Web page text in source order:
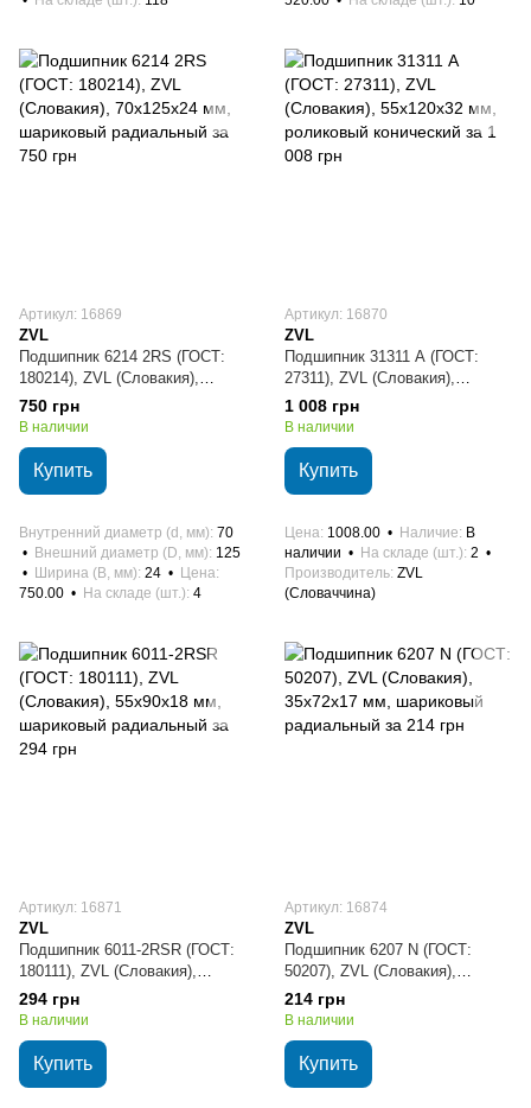
Артикул: 16869
ZVL
Подшипник 6214 2RS (ГОСТ:
180214), ZVL (Словакия),
70х125х24 мм, шариковый
радиальный
750 грн
В наличии
Купить
Внутренний диаметр (d, мм) 70
Внешний диаметр (D, мм) 125
Ширина (B, мм) 24
Цена
750.00
На складе (шт.) 4
Артикул: 16870
ZVL
Подшипник 31311 А (ГОСТ:
27311), ZVL (Словакия),
55x120x32 мм, роликовый
конический
1 008 грн
В наличии
Купить
Цена 1008.00 Наличие
В
наличии
На складе (шт.) 2
Производитель ZVL
(Словаччина)
Артикул: 16871
ZVL
Подшипник 6011-2RSR (ГОСТ:
180111), ZVL (Словакия),
55x90x18 мм, шариковый
радиальный
294 грн
В наличии
Купить
Артикул: 16874
ZVL
Подшипник 6207 N (ГОСТ:
50207), ZVL (Словакия),
35х72х17 мм, шариковый
радиальный
214 грн
В наличии
Купить